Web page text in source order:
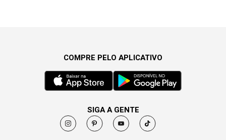
COMPRE PELO APLICATIVO
SIGA A GENTE